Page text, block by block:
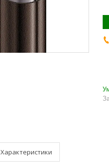
Характеристики